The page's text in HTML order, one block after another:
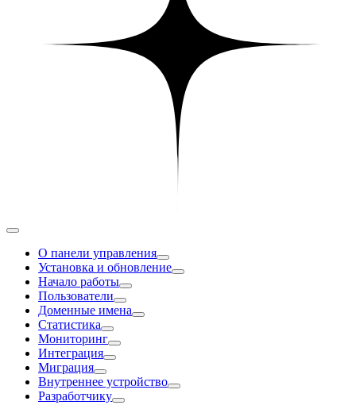
О панели управления
Установка и обновление
Начало работы
Пользователи
Доменные имена
Статистика
Мониторинг
Интеграция
Миграция
Внутреннее устройство
Разработчику